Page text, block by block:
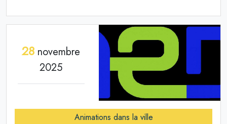
28 novembre
2025
Animations dans la ville